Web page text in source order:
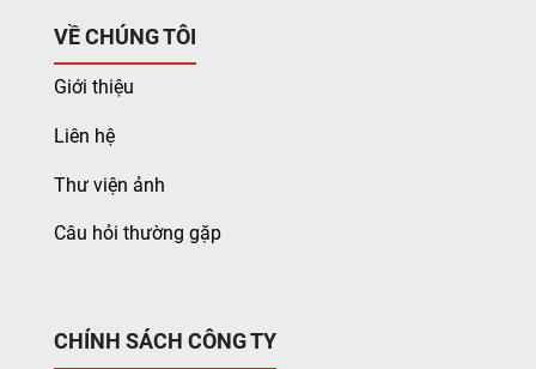
VỀ CHÚNG TÔI
Giới thiệu
Liên hệ
Thư viện ảnh
Câu hỏi thường gặp
CHÍNH SÁCH CÔNG TY